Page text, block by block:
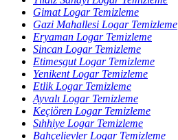
Gimat Logar Temizleme
Gazi Mahallesi Logar Temizleme
Eryaman Logar Temizleme
Sincan Logar Temizleme
Etimesgut Logar Temizleme
Yenikent Logar Temizleme
Etlik Logar Temizleme
Ayvalı Logar Temizleme
Keçiören Logar Temizleme
Sıhhiye Logar Temizleme
Bahçelievler Logar Temizleme